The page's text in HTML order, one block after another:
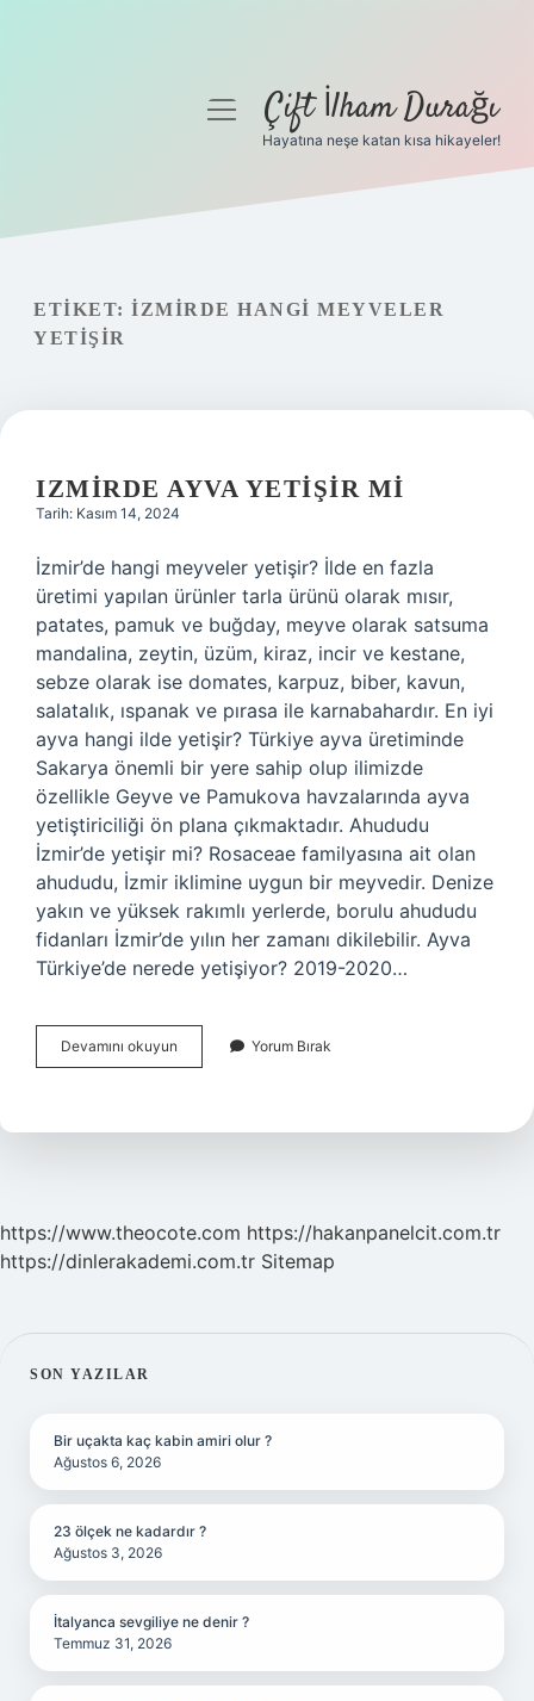
Gizlilik Politikası
Hakkımızda
menüyüÇift İlham Durağı
Hayatına neşe katan kısa hikayeler!
ETIKET: İZMIRDE HANGI MEYVELER
YETIŞIR
IZMIRDE AYVA YETIŞIR MI
Tarih: Kasım 14, 2024
İzmir’de hangi meyveler yetişir? İlde en fazla
üretimi yapılan ürünler tarla ürünü olarak mısır,
patates, pamuk ve buğday, meyve olarak satsuma
mandalina, zeytin, üzüm, kiraz, incir ve kestane,
sebze olarak ise domates, karpuz, biber, kavun,
salatalık, ıspanak ve pırasa ile karnabahardır. En iyi
ayva hangi ilde yetişir? Türkiye ayva üretiminde
Sakarya önemli bir yere sahip olup ilimizde
özellikle Geyve ve Pamukova havzalarında ayva
yetiştiriciliği ön plana çıkmaktadır. Ahududu
İzmir’de yetişir mi? Rosaceae familyasına ait olan
ahududu, İzmir iklimine uygun bir meyvedir. Denize
yakın ve yüksek rakımlı yerlerde, borulu ahududu
fidanları İzmir’de yılın her zamanı dikilebilir. Ayva
Türkiye’de nerede yetişiyor? 2019-2020…
Devamını okuyun
Ayva
Yorum Bırak
https://www.theocote.com https://hakanpanelcit.com.tr
https://dinlerakademi.com.tr Sitemap
SIDEBAR
SON YAZILAR
Bir uçakta kaç kabin amiri olur ?
Ağustos 6, 2026
23 ölçek ne kadardır ?
Ağustos 3, 2026
İtalyanca sevgiliye ne denir ?
Temmuz 31, 2026